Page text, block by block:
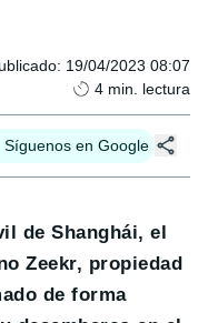
: 19/04/2023 08:07
4 min. lectura
Síguenos en Google
de Shanghái, el
Zeekr, propiedad
de forma